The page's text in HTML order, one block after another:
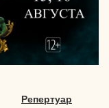
Репертуар